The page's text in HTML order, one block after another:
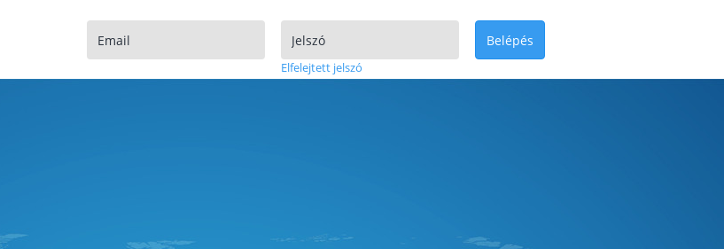
Elfelejtett jelszó
Belépés